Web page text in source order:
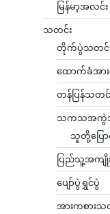
မြန်မာ့အလင်း
သတင်း
တိုက်ပွဲသတင်
ထောက်ခံအား
တန်ပြန်သတင်
သကသအကွဲအ
သူတို့ပြေ
ပြည်သူ့အကျို
ပျော်ပွဲရွှင်ပွဲ
အားကစားသ